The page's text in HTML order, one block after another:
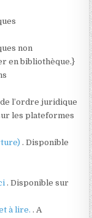
non
en bibliothèque.}
l’ordre juridique
les plateformes
. Disponible
. Disponible sur
à lire.. A